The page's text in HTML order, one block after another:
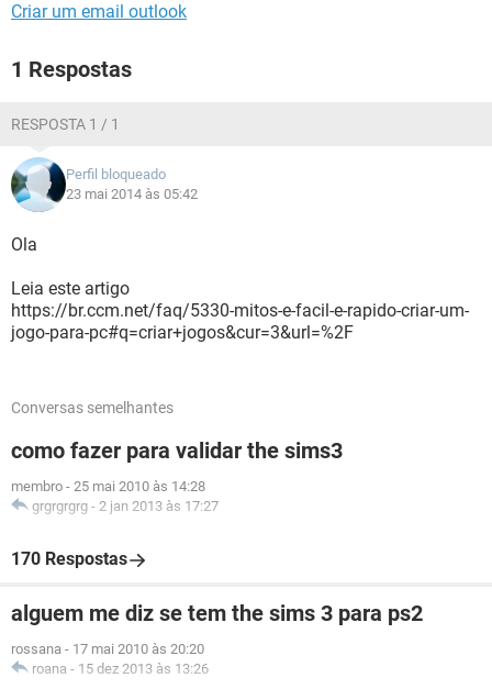
Criar um email outlook
1 Respostas
RESPOSTA 1 / 1
Perfil bloqueado
23 mai 2014 às 05:42
Ola
Leia este artigo
https://br.ccm.net/faq/5330-mitos-e-facil-e-rapido-criar-um-
jogo-para-pc#q=criar+jogos&cur=3&url=%2F
Conversas semelhantes
como fazer para validar the sims3
membro - 25 mai 2010 às 14:28
grgrgrgrg - 2 jan 2013 às 17:27
170 Respostas
alguem me diz se tem the sims 3 para ps2
rossana - 17 mai 2010 às 20:20
roana - 15 dez 2013 às 13:26